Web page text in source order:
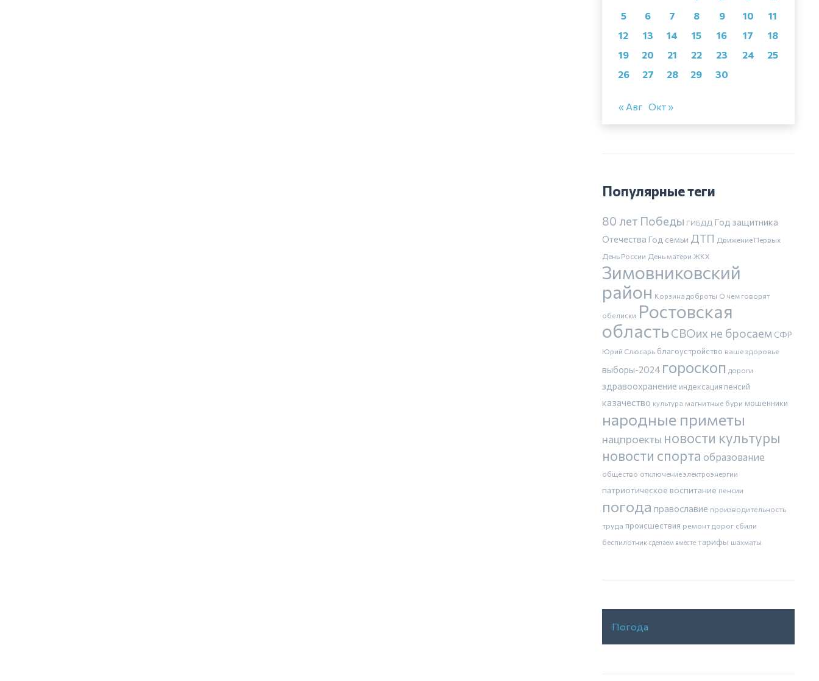
5
6 7 8 9 10
11
12
13 14 15 16 17
18
19
20 21 22 23 24
25
26
27 28 29 30
« Авг Окт »
Популярные теги
80 лет Победы ГИБДД Год защитника
Отечества Год семьи ДТП Движение Первых
День России День матери ЖКХ
Зимовниковский
район Корзина доброты О чем говорят
обелиски Ростовская
областьСВОих не бросаем СФР
Юрий Слюсарь благоустройство ваше здоровье
выборы-2024 гороскоп дороги
здравоохранение индексация пенсий
казачество культура магнитные бури мошенники
народные приметы
нацпроекты новости культуры
новости спорта образование
общество отключение электроэнергии
патриотическое воспитание пенсии
погода православие производительность
труда происшествия ремонт дорог сбили
беспилотник сделаем вместе тарифы шахматы
Погода